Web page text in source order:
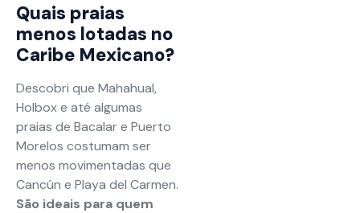
Quais praias
menos lotadas no
Caribe Mexicano?
Descobri que Mahahual,
Holbox e até algumas
praias de Bacalar e Puerto
Morelos costumam ser
menos movimentadas que
Cancún e Playa del Carmen.
São ideais para quem